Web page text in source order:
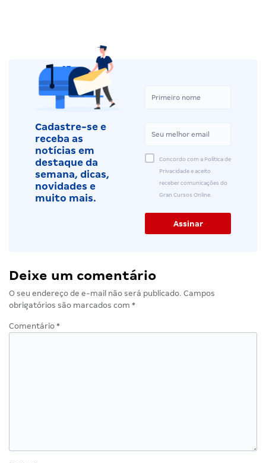
Cadastre-se e
receba as
notícias em
destaque da
semana, dicas,
novidades e
muito mais.
Concordo com a Política de
Privacidade e aceito
receber comunicações do
Gran Cursos Online.
Deixe um comentário
O seu endereço de e-mail não será publicado. Campos
obrigatórios são marcados com *
Comentário *